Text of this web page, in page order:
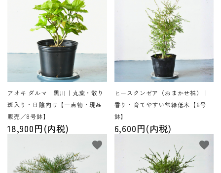
アオキ ダルマ 黒川｜丸葉・散り
斑入り・日陰向け【一点物・現品
販売／8号鉢】
18,900円(内税)
ヒースクンゼア（おまかせ株）｜
香り・育てやすい常緑低木【6号
鉢】
6,600円(内税)
favorite favorite